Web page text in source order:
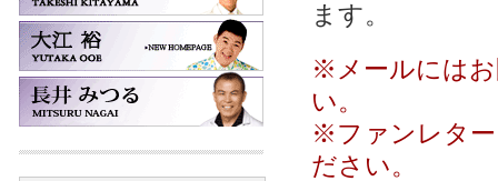
ます。
※メールにはお
い。
※ファンレター
ださい。